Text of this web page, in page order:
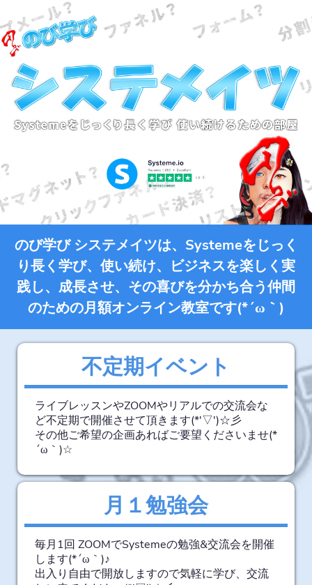
のび学び システメイツは、Systemeをじっく
り長く学び、使い続け、ビジネスを楽しく実
践し、成長させ、その喜びを分かち合う仲間
のための月額オンライン教室です(*´ω｀)
月１勉強会
毎月1回 ZOOMでSystemeの勉強&交流会を開催
します(*´ω｀)♪
出入り自由で開放しますので気軽に学び、交流
不定期イベント
ライブレッスンやZOOMやリアルでの交流会な
ど不定期で開催させて頂きます(*'▽')☆彡
その他ご希望の企画あればご要望くださいませ(*
´ω｀)☆